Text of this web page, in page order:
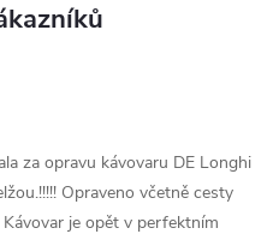
za opravu kávovaru DE Longhi
Opraveno včetně cesty
je opět v perfektním